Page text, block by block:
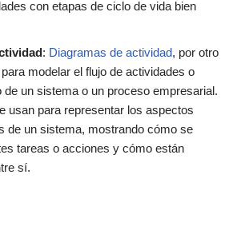
con etapas de ciclo de vida bien
: Diagramas de actividad, por otro
modelar el flujo de actividades o
de un sistema o un proceso empresarial.
usan para representar los aspectos
de un sistema, mostrando cómo se
tareas o acciones y cómo están
sí.